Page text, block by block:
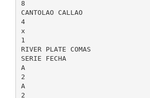
8
CANTOLAO CALLAO
4
x
1
RIVER PLATE COMAS
SERIE FECHA
A
2
A
2